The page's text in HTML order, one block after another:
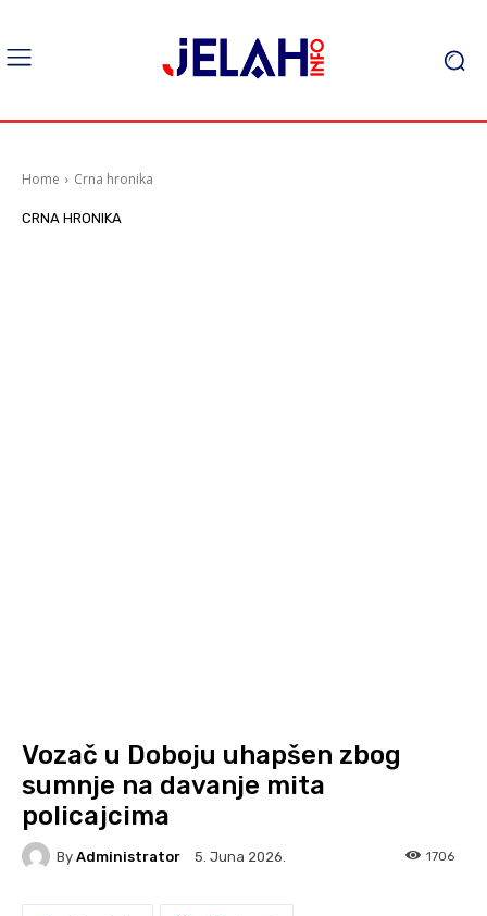
Home Crna hronika
CRNA HRONIKA
Vozač u Doboju uhapšen zbog
sumnje na davanje mita
policajcima
By Administrator 5. Juna 2026. 1706